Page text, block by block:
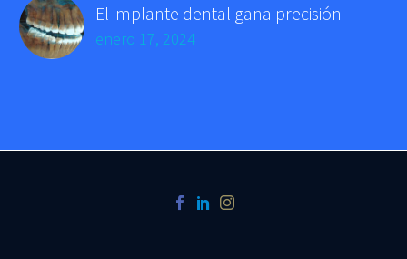
El implante dental gana precisión
enero 17, 2024